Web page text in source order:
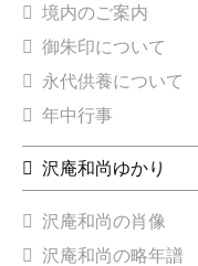
境内のご案内
御朱印について
永代供養について
年中行事
沢庵和尚ゆかり
沢庵和尚の肖像
沢庵和尚の略年譜